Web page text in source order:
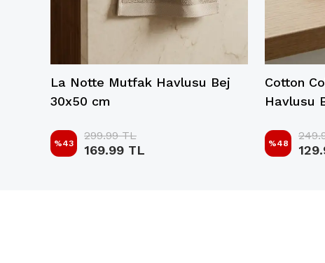
La Notte Mutfak Havlusu Bej
30x50 cm
%43
299.99 TL
169.99 TL
Cotton
Havlusu
%48